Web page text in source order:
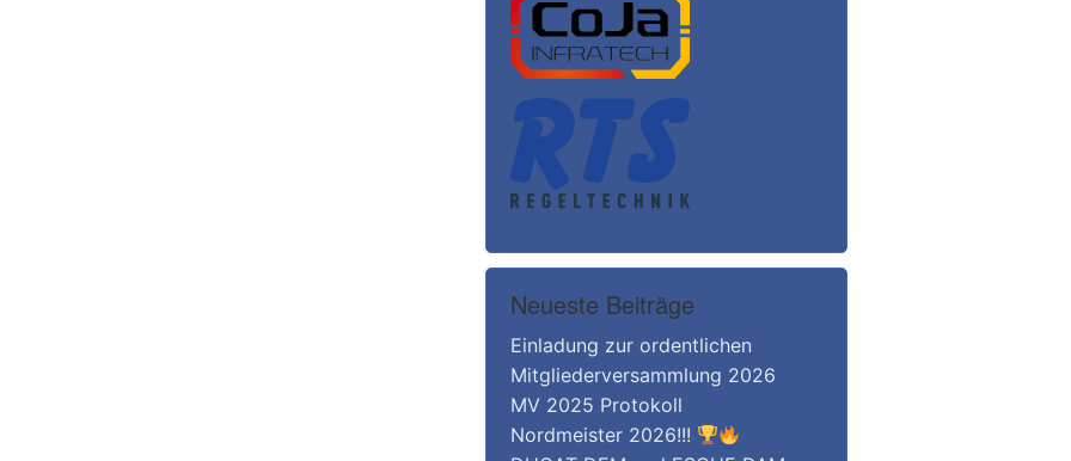
Neueste Beiträge
Einladung zur ordentlichen
Mitgliederversammlung 2026
MV 2025 Protokoll
Nordmeister 2026!!!